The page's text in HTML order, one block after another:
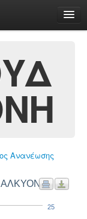
Ανανέωσης
ΑΛΚΥΟΝΗ
25